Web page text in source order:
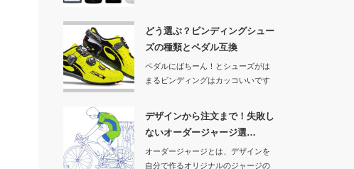
どう選ぶ？ビンディングシュー
ズの種類とペダル互換
ペダルにばちーん！とシューズがは
まるビンディングはカッコいいです
デザインから注文まで！失敗し
ないオーダージャージ選…
オーダージャージとは、デザインを
自分で作るオリジナルのジャージの